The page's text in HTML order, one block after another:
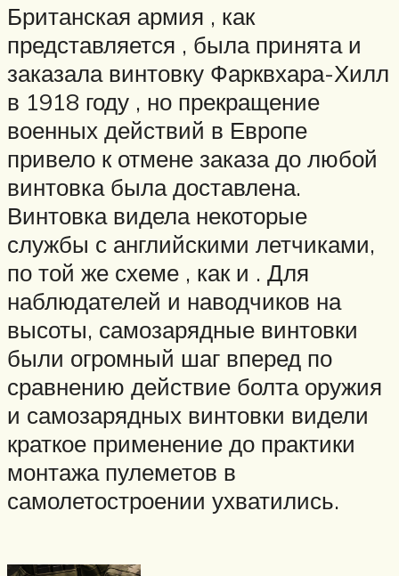
Британская армия , как
представляется , была принята и
заказала винтовку Фарквхара-Хилл
в 1918 году , но прекращение
военных действий в Европе
привело к отмене заказа до любой
винтовка была доставлена.
Винтовка видела некоторые
службы с английскими летчиками,
по той же схеме , как и . Для
наблюдателей и наводчиков на
высоты, самозарядные винтовки
были огромный шаг вперед по
сравнению действие болта оружия
и самозарядных винтовки видели
краткое применение до практики
монтажа пулеметов в
самолетостроении ухватились.